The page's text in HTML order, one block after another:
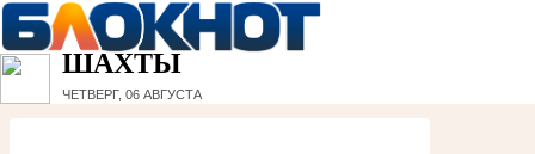
ШАХТЫ
ЧЕТВЕРГ, 06 АВГУСТА